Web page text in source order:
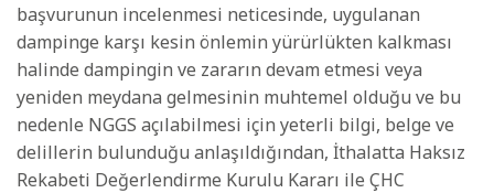
başvurunun incelenmesi neticesinde, uygulanan
dampinge karşı kesin önlemin yürürlükten kalkması
halinde dampingin ve zararın devam etmesi veya
yeniden meydana gelmesinin muhtemel olduğu ve bu
nedenle NGGS açılabilmesi için yeterli bilgi, belge ve
delillerin bulunduğu anlaşıldığından, İthalatta Haksız
Rekabeti Değerlendirme Kurulu Kararı ile ÇHC